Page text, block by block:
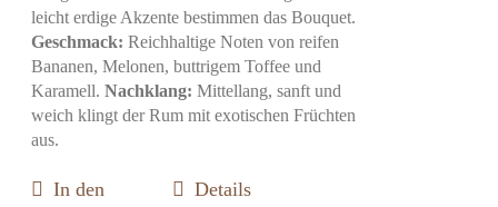
leicht erdige Akzente bestimmen das Bouquet.
Geschmack: Reichhaltige Noten von reifen
Bananen, Melonen, buttrigem Toffee und
Karamell.Nachklang: Mittellang, sanft und
weich klingt der Rum mit exotischen Früchten
aus.
In den
Details